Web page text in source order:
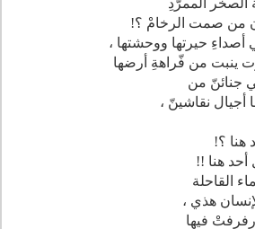
الصخر الممرٌّدِ
من صمت الرخامْ ؟!
حيرتها ووحشتها ،
ينبت من فّراهةِ أرضها
جنائنّ من
أجيال نقاشينّ ،
؟!
أحد هنا !!
القاحلة
هذي ،
فيها